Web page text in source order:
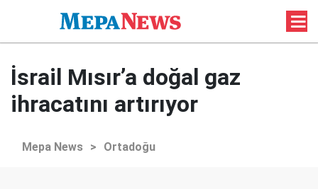
İsrail Mısır’a doğal gaz
ihracatını artırıyor
Mepa News > Ortadoğu